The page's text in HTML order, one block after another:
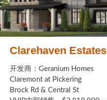
Clarehaven Estates
开发商：Geranium Homes
Claremont at Pickering
Brock Rd & Central St